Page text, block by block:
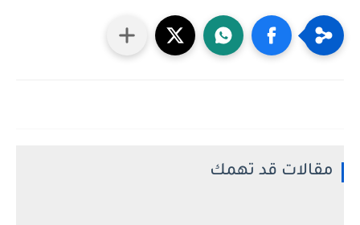
مقالات قد تهمك